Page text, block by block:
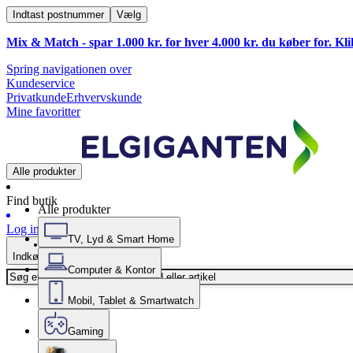
Indtast postnummer Vælg
Mix & Match - spar 1.000 kr. for hver 4.000 kr. du køber for.
Spring navigationen over
Kundeservice
PrivatkundeErhvervskunde
Mine favoritter
Alle produkter
Find butik
Log ind
Indkøbskurv
Alle produkter
TV, Lyd & Smart Home
Computer & Kontor
Mobil, Tablet & Smartwatch
Gaming